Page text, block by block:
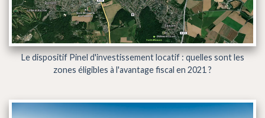
Le dispositif Pinel d'investissement locatif : quelles sont les
zones éligibles à l'avantage fiscal en 2021 ?